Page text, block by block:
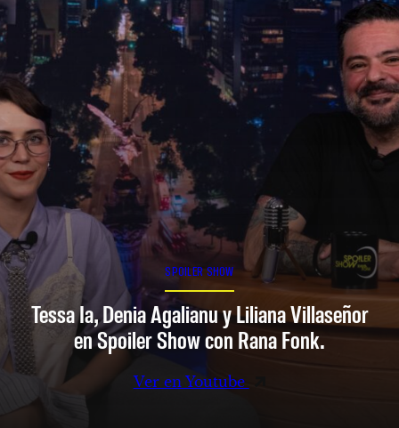
SPOILER SHOW
Tessa Ia, Denia Agalianu y Liliana Villaseñor
en Spoiler Show con Rana Fonk.
Ver en Youtube